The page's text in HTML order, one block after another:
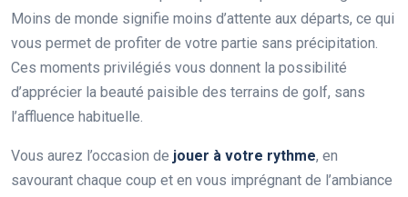
Moins de monde signifie moins d’attente aux départs, ce qui
vous permet de profiter de votre partie sans précipitation.
Ces moments privilégiés vous donnent la possibilité
d’apprécier la beauté paisible des terrains de golf, sans
l’affluence habituelle.
Vous aurez l’occasion de jouer à votre rythme, en
savourant chaque coup et en vous imprégnant de l’ambiance